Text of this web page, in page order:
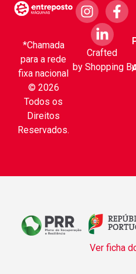
*Chamada
para a rede
fixa nacional
© 2026
Todos os
Direitos
Reservados.
Crafted
by Shopping
Ver ficha